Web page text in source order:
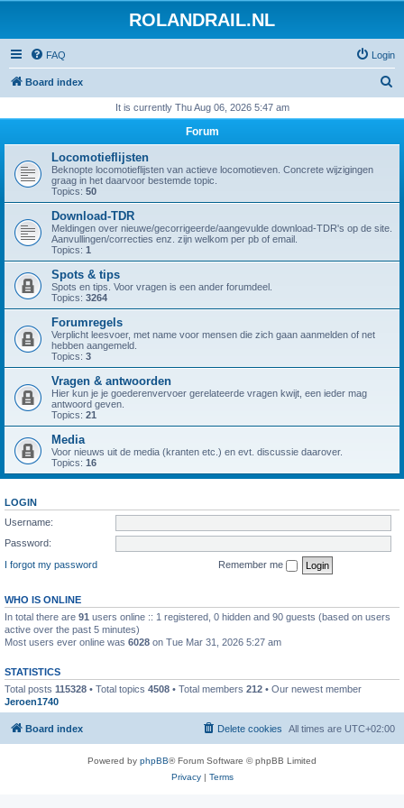
ROLANDRAIL.NL
FAQ Login
Board index
r
It is currently Thu Aug 06, 2026 5:47 am
Forum
Locomotieflijsten
Beknopte locomotieflijsten van actieve locomotieven. Concrete wijzigingen
graag in het daarvoor bestemde topic.
Topics: 50
Download-TDR
Meldingen over nieuwe/gecorrigeerde/aangevulde download-TDR's op de site.
Aanvullingen/correcties enz. zijn welkom per pb of email.
Topics: 1
Spots & tips
Spots en tips. Voor vragen is een ander forumdeel.
Topics: 3264
Forumregels
Verplicht leesvoer, met name voor mensen die zich gaan aanmelden of net
hebben aangemeld.
Topics: 3
Vragen & antwoorden
Hier kun je je goederenvervoer gerelateerde vragen kwijt, een ieder mag
antwoord geven.
Topics: 21
Media
Voor nieuws uit de media (kranten etc.) en evt. discussie daarover.
Topics: 16
LOGIN
Username:
Password:
I forgot my password
Remember me
WHO IS ONLINE
In total there are 91 users online :: 1 registered, 0 hidden and 90 guests (based on users
active over the past 5 minutes)
Most users ever online was 6028 on Tue Mar 31, 2026 5:27 am
STATISTICS
Total posts 115328 • Total topics 4508 • Total members 212 • Our newest member
Jeroen1740
Board index All times are UTC+02:00
Delete cookies
Powered by phpBB® Forum Software © phpBB Limited
Privacy| Terms